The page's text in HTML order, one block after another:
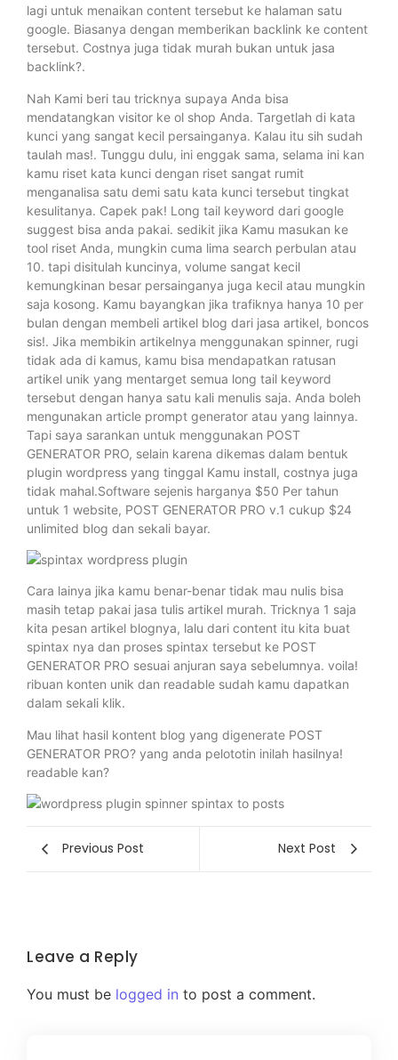
lagi untuk menaikan content tersebut ke halaman satu
google. Biasanya dengan memberikan backlink ke content
tersebut. Costnya juga tidak murah bukan untuk jasa
backlink?.
Nah Kami beri tau tricknya supaya Anda bisa
mendatangkan visitor ke ol shop Anda. Targetlah di kata
kunci yang sangat kecil persainganya. Kalau itu sih sudah
taulah mas!. Tunggu dulu, ini enggak sama, selama ini kan
kamu riset kata kunci dengan riset sangat rumit
menganalisa satu demi satu kata kunci tersebut tingkat
kesulitanya. Capek pak! Long tail keyword dari google
suggest bisa anda pakai. sedikit jika Kamu masukan ke
tool riset Anda, mungkin cuma lima search perbulan atau
10. tapi disitulah kuncinya, volume sangat kecil
kemungkinan besar persainganya juga kecil atau mungkin
saja kosong. Kamu bayangkan jika trafiknya hanya 10 per
bulan dengan membeli artikel blog dari jasa artikel, boncos
sis!. Jika membikin artikelnya menggunakan spinner, rugi
tidak ada di kamus, kamu bisa mendapatkan ratusan
artikel unik yang mentarget semua long tail keyword
tersebut dengan hanya satu kali menulis saja. Anda boleh
mengunakan article prompt generator atau yang lainnya.
Tapi saya sarankan untuk menggunakan POST
GENERATOR PRO, selain karena dikemas dalam bentuk
plugin wordpress yang tinggal Kamu install, costnya juga
tidak mahal.Software sejenis harganya $50 Per tahun
untuk 1 website, POST GENERATOR PRO v.1 cukup $24
unlimited blog dan sekali bayar.
Cara lainya jika kamu benar-benar tidak mau nulis bisa
masih tetap pakai jasa tulis artikel murah. Tricknya 1 saja
kita pesan artikel blognya, lalu dari content itu kita buat
spintax nya dan proses spintax tersebut ke POST
GENERATOR PRO sesuai anjuran saya sebelumnya. voila!
ribuan konten unik dan readable sudah kamu dapatkan
dalam sekali klik.
Mau lihat hasil kontent blog yang digenerate POST
GENERATOR PRO? yang anda pelototin inilah hasilnya!
readable kan?
Previous Post Next Post
Leave a Reply
You must be logged in to post a comment.